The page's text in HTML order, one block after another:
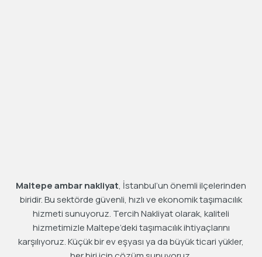
Maltepe ambar nakliyat, İstanbul’un önemli ilçelerinden
biridir. Bu sektörde güvenli, hızlı ve ekonomik taşımacılık
hizmeti sunuyoruz. Tercih Nakliyat olarak, kaliteli
hizmetimizle Maltepe’deki taşımacılık ihtiyaçlarını
karşılıyoruz. Küçük bir ev eşyası ya da büyük ticari yükler,